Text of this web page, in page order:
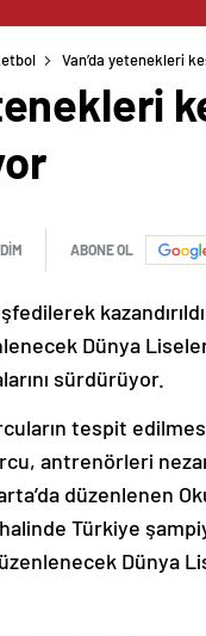
Van’da yetenekleri
ABONE OL
Dünya
sürdürüyor.
tespit
antrenörleri
düzenlenen
Türkiye
Dünya